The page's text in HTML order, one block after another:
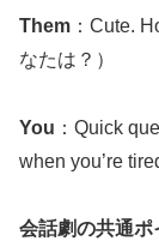
Them ：Cute.
なたは？）
You ：Quick
when you’re
会話劇の共通ポ